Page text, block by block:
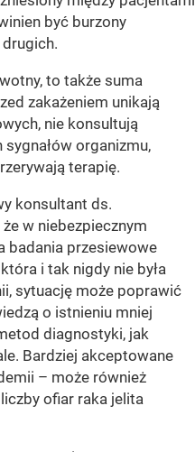
być burzony
to także suma
zakażeniem unikają
nie konsultują
organizmu,
terapię.
konsultant ds.
w niebezpiecznym
badania przesiewowe
i tak nigdy nie była
sytuację może poprawić
o istnieniu mniej
diagnostyki, jak
Bardziej akceptowane
– może również
ofiar raka jelita